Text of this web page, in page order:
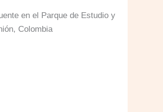
en el Parque de Estudio y
Colombia